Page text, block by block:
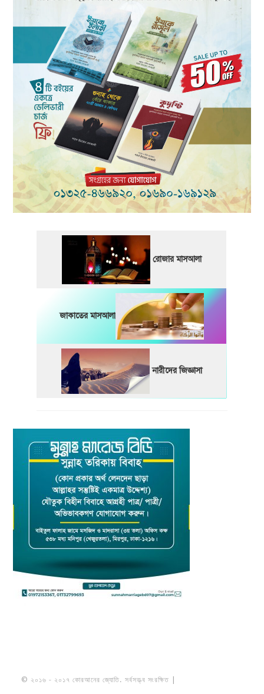
রোজার মাসআলা
জাকাতের মাসআলা
নারীদের জিজ্ঞাসা
© ২০১৬ - ২০১৭ কোরআনের জ্যোতি. সর্বসত্ত্ব সংরক্ষিত |